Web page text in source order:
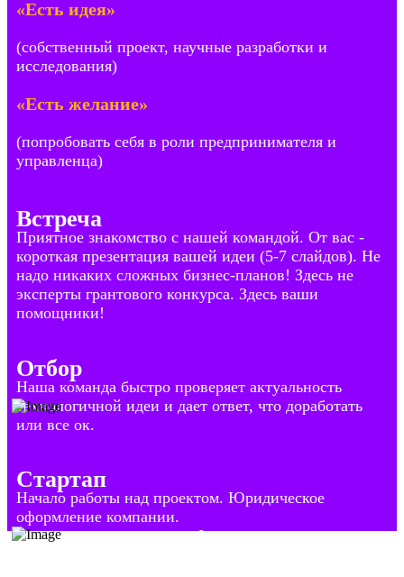
«Есть идея»
(собственный проект, научные разработки и
исследования)
«Есть желание»
(попробовать себя в роли предпринимателя и
управленца)
Встреча
Приятное знакомство с нашей командой. От вас -
короткая презентация вашей идеи (5-7 слайдов). Не
надо никаких сложных бизнес-планов! Здесь не
эксперты грантового конкурса. Здесь ваши
помощники!
Отбор
Наша команда быстро проверяет актуальность
технологичной идеи и дает ответ, что доработать
или все ок.
Стартап
Начало работы над проектом. Юридическое
оформление компании.
Формирование команды. Финансовая, менторская,